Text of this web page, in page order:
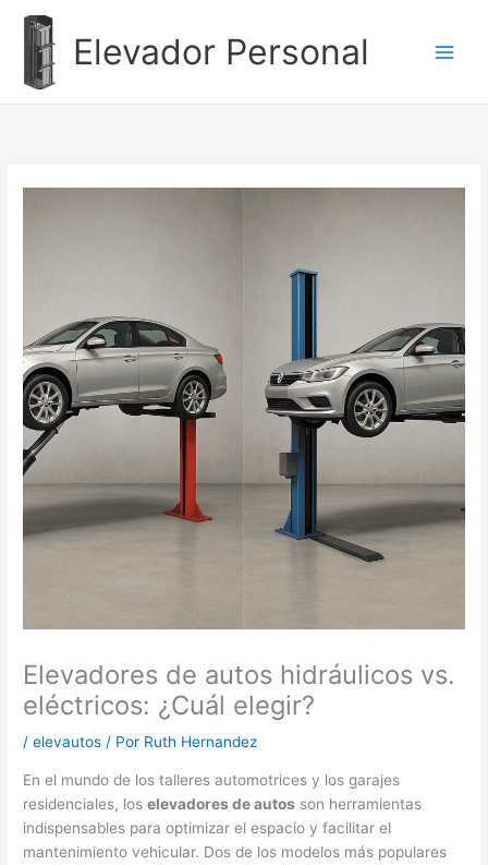
contenido
Elevador Personal
Elevadores de autos hidráulicos vs.
eléctricos: ¿Cuál elegir?
/elevautos / Por Ruth Hernandez
En el mundo de los talleres automotrices y los garajes
residenciales, loselevadores de autos son herramientas
indispensables para optimizar el espacio y facilitar el
mantenimiento vehicular. Dos de los modelos más populares